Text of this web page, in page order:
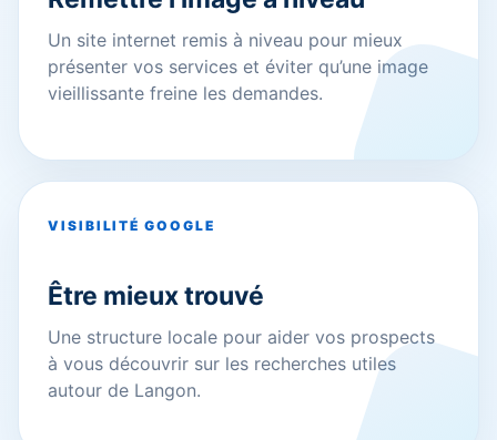
Un site internet remis à niveau pour mieux
présenter vos services et éviter qu’une image
vieillissante freine les demandes.
VISIBILITÉ GOOGLE
Être mieux trouvé
Une structure locale pour aider vos prospects
à vous découvrir sur les recherches utiles
autour de Langon.